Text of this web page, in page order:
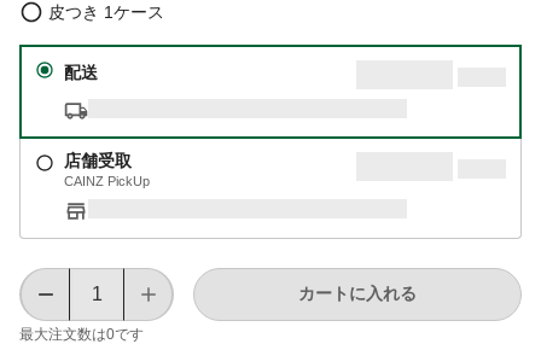
皮つき 1ケース
配送
店舗受取
CAINZ PickUp
最大注文数は0です
カートに入れる